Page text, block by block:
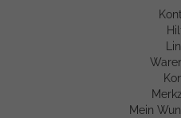
Mein